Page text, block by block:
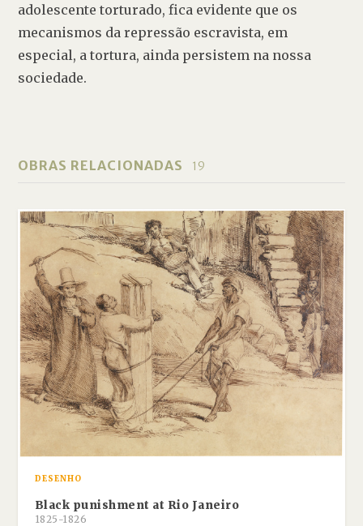
adolescente torturado, fica evidente que os
mecanismos da repressão escravista, em
especial, a tortura, ainda persistem na nossa
sociedade.
OBRAS RELACIONADAS 19
DESENHO
Black punishment at Rio Janeiro
1825-1826